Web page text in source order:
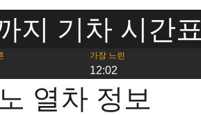
지 기차 시간표
가장 느린
12:02
열차 정보